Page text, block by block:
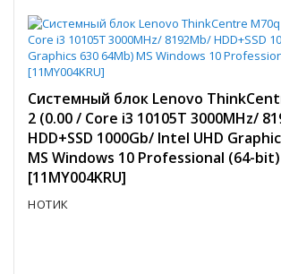
Системный блок Lenovo
2 (0.00 / Core i3 10105T 3000MHz/
HDD+SSD 1000Gb/ Intel UHD
MS Windows 10 Professional (64-bit)
[11MY004KRU]
НОТИК